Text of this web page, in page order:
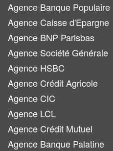
Agence Banque Populaire
Agence Caisse d'Epargne
Agence BNP Parisbas
Agence Société Générale
Agence HSBC
Agence Crédit Agricole
Agence CIC
Agence LCL
Agence Crédit Mutuel
Agence Banque Palatine